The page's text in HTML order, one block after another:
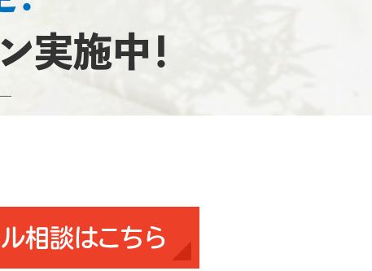
実施中！
相談はこちら